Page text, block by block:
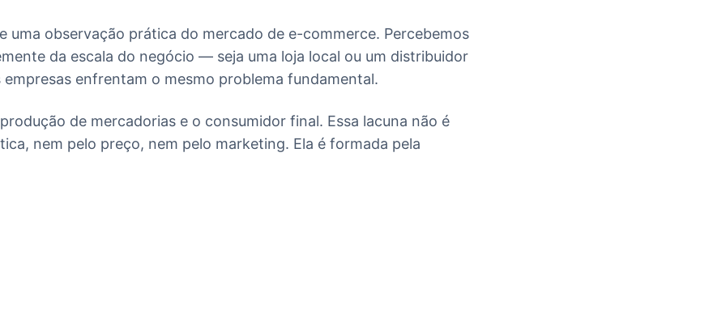
uma observação prática do mercado de e-commerce. Percebemos
da escala do negócio — seja uma loja local ou um distribuidor
enfrentam o mesmo problema fundamental.
de mercadorias e o consumidor final. Essa lacuna não é
nem pelo preço, nem pelo marketing. Ela é formada pela